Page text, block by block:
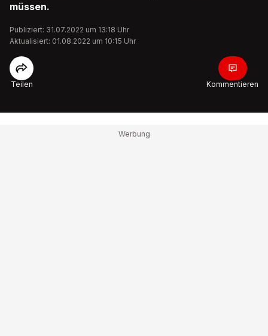
müssen.
Publiziert: 31.07.2022 um 13:18 Uhr
Aktualisiert: 01.08.2022 um 10:15 Uhr
Teilen Kommentieren